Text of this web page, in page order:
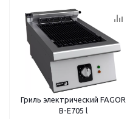
Гриль электрический FAGOR
B-E705 l